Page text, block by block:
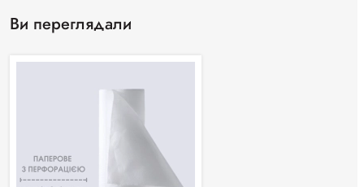
Ви переглядали